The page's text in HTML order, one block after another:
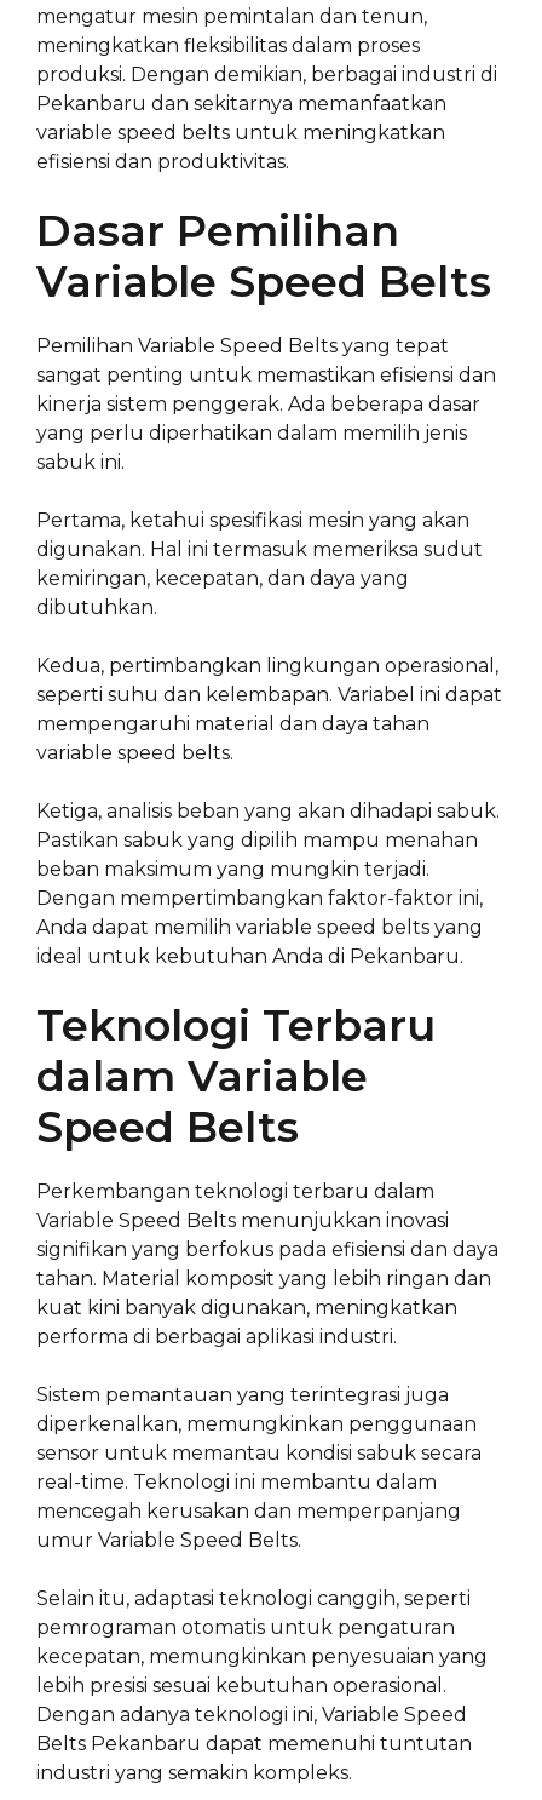
mengatur mesin pemintalan dan tenun,
meningkatkan fleksibilitas dalam proses
produksi. Dengan demikian, berbagai industri di
Pekanbaru dan sekitarnya memanfaatkan
variable speed belts untuk meningkatkan
efisiensi dan produktivitas.
Dasar Pemilihan
Variable Speed Belts
Pemilihan Variable Speed Belts yang tepat
sangat penting untuk memastikan efisiensi dan
kinerja sistem penggerak. Ada beberapa dasar
yang perlu diperhatikan dalam memilih jenis
sabuk ini.
Pertama, ketahui spesifikasi mesin yang akan
digunakan. Hal ini termasuk memeriksa sudut
kemiringan, kecepatan, dan daya yang
dibutuhkan.
Kedua, pertimbangkan lingkungan operasional,
seperti suhu dan kelembapan. Variabel ini dapat
mempengaruhi material dan daya tahan
variable speed belts.
Ketiga, analisis beban yang akan dihadapi sabuk.
Pastikan sabuk yang dipilih mampu menahan
beban maksimum yang mungkin terjadi.
Dengan mempertimbangkan faktor-faktor ini,
Anda dapat memilih variable speed belts yang
ideal untuk kebutuhan Anda di Pekanbaru.
Teknologi Terbaru
dalam Variable
Speed Belts
Perkembangan teknologi terbaru dalam
Variable Speed Belts menunjukkan inovasi
signifikan yang berfokus pada efisiensi dan daya
tahan. Material komposit yang lebih ringan dan
kuat kini banyak digunakan, meningkatkan
performa di berbagai aplikasi industri.
Sistem pemantauan yang terintegrasi juga
diperkenalkan, memungkinkan penggunaan
sensor untuk memantau kondisi sabuk secara
real-time. Teknologi ini membantu dalam
mencegah kerusakan dan memperpanjang
umur Variable Speed Belts.
Selain itu, adaptasi teknologi canggih, seperti
pemrograman otomatis untuk pengaturan
kecepatan, memungkinkan penyesuaian yang
lebih presisi sesuai kebutuhan operasional.
Dengan adanya teknologi ini, Variable Speed
Belts Pekanbaru dapat memenuhi tuntutan
industri yang semakin kompleks.